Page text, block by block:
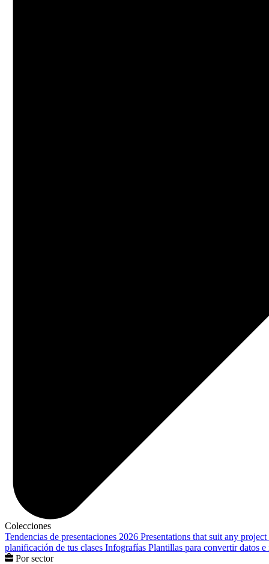
Colecciones
Tendencias de presentaciones 2026 Presentations that suit any project
planificación de tus clases Infografías Plantillas para convertir datos
Por sector